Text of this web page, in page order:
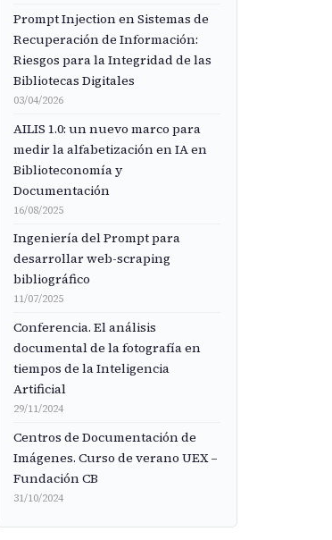
Prompt Injection en Sistemas de
Recuperación de Información:
Riesgos para la Integridad de las
Bibliotecas Digitales
03/04/2026
AILIS 1.0: un nuevo marco para
medir la alfabetización en IA en
Biblioteconomía y
Documentación
16/08/2025
Ingeniería del Prompt para
desarrollar web-scraping
bibliográfico
11/07/2025
Conferencia. El análisis
documental de la fotografía en
tiempos de la Inteligencia
Artificial
29/11/2024
Centros de Documentación de
Imágenes. Curso de verano UEX –
Fundación CB
31/10/2024